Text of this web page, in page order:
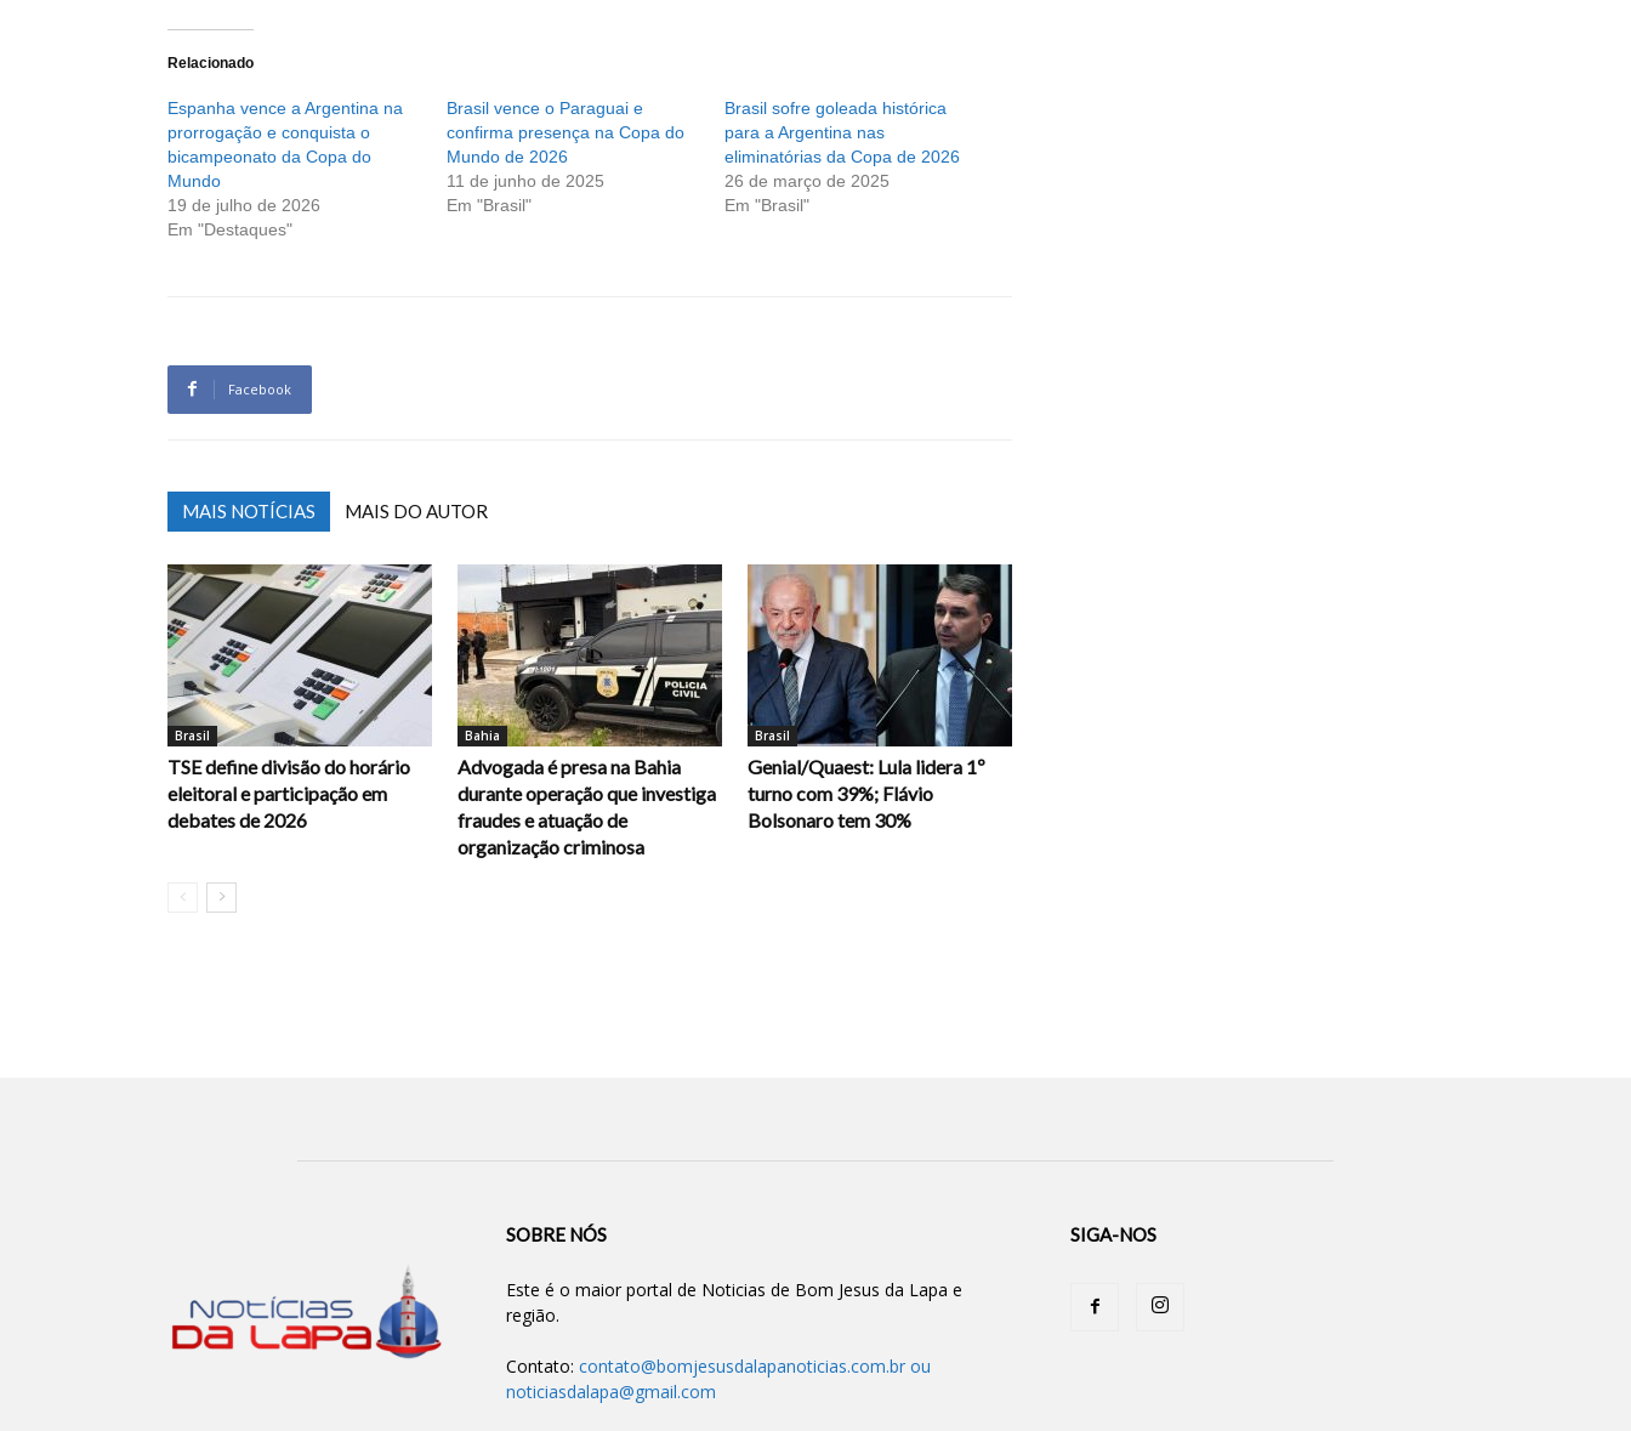
Relacionado
Espanha vence a Argentina na
prorrogação e conquista o
bicampeonato da Copa do
Mundo
19 de julho de 2026
Em "Destaques"
Brasil vence o Paraguai e
confirma presença na Copa do
Mundo de 2026
11 de junho de 2025
Em "Brasil"
Brasil sofre goleada histórica
para a Argentina nas
eliminatórias da Copa de 2026
26 de março de 2025
Em "Brasil"
Facebook
MAIS NOTÍCIAS MAIS DO AUTOR
Brasil
TSE define divisão do horário
eleitoral e participação em
debates de 2026
Bahia
Advogada é presa na Bahia
durante operação que investiga
fraudes e atuação de
organização criminosa
Brasil
Genial/Quaest: Lula lidera 1º
turno com 39%; Flávio
Bolsonaro tem 30%
SOBRE NÓS
Este é o maior portal de Noticias de Bom Jesus da Lapa e
região.
Contato: contato@bomjesusdalapanoticias.com.br ou
noticiasdalapa@gmail.com
SIGA-NOS